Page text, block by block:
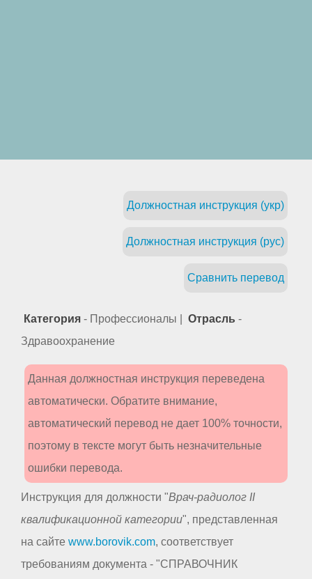
Должностная инструкция (укр)
Должностная инструкция (рус)
Сравнить перевод
Категория - Профессионалы | Отрасль -
Здравоохранение
Данная должностная инструкция переведена
автоматически. Обратите внимание,
автоматический перевод не дает 100% точности,
поэтому в тексте могут быть незначительные
ошибки перевода.
Инструкция для должности "Врач-радиолог II
квалификационной категории", представленная
на сайте www.borovik.com, соответствует
требованиям документа - "СПРАВОЧНИК